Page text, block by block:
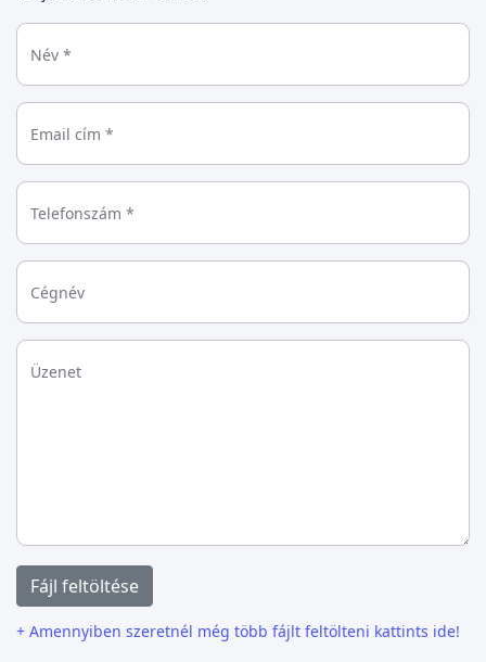
Név *
Email cím *
Telefonszám *
Cégnév
Üzenet
Fájl feltöltése
+ Amennyiben szeretnél még több fájlt feltölteni kattints ide!